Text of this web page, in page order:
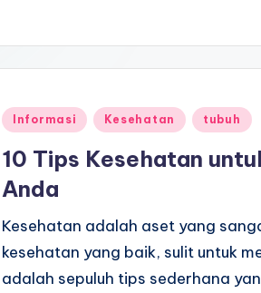
Posted
Informasi Kesehatan tubuh
10 Tips Kesehatan
Anda
Kesehatan adalah aset yang
kesehatan yang baik, sulit untuk
adalah sepuluh tips sederhana